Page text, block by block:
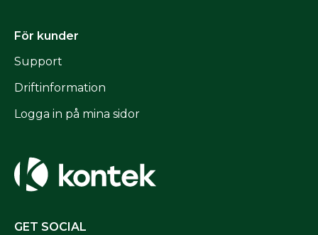
GET SOCIAL
För kunder
Support
Driftinformation
Logga in på mina sidor